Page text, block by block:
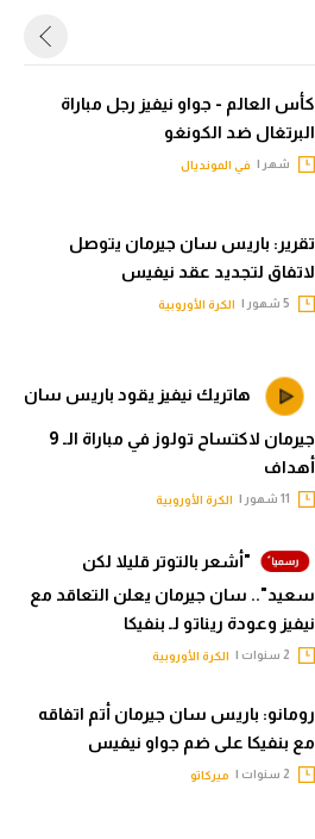
كأس العالم - جواو نيفيز رجل مباراة
البرتغال ضد الكونغو
شهر | في المونديال
تقرير: باريس سان جيرمان يتوصل
لاتفاق لتجديد عقد نيفيس
الكرة الأوروبية
هاتريك نيفيز يقود باريس سان
جيرمان لاكتساح تولوز في مباراة الـ 9
أهداف
الكرة الأوروبية
"أشعر بالتوتر قليلا لكن
سعيد".. سان جيرمان يعلن التعاقد مع
نيفيز وعودة ريناتو لـ بنفيكا
الكرة الأوروبية
رومانو: باريس سان جيرمان أتم اتفاقه
مع بنفيكا على ضم جواو نيفيس
ميركاتو